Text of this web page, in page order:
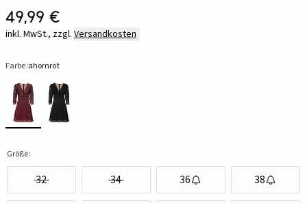
49,99 €
inkl. MwSt., zzgl. Versandkosten
Farbe:ahornrot
Größe:
32 34 36 38